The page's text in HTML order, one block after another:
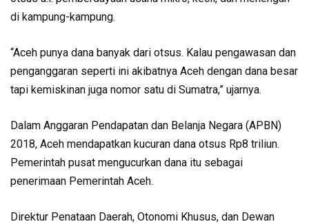
di kampung-kampung.
“Aceh punya dana banyak dari otsus. Kalau pengawasan dan
penganggaran seperti ini akibatnya Aceh dengan dana besar
tapi kemiskinan juga nomor satu di Sumatra,” ujarnya.
Dalam Anggaran Pendapatan dan Belanja Negara (APBN)
2018, Aceh mendapatkan kucuran dana otsus Rp8 triliun.
Pemerintah pusat mengucurkan dana itu sebagai
penerimaan Pemerintah Aceh.
Direktur Penataan Daerah, Otonomi Khusus, dan Dewan